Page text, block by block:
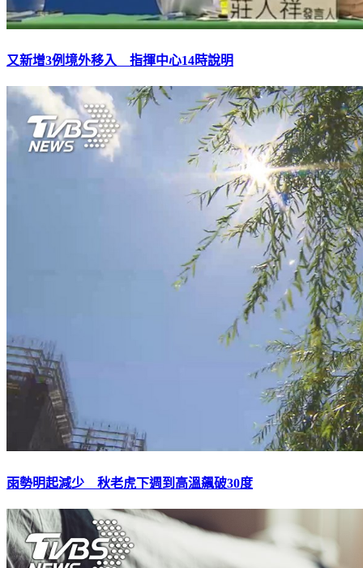
又新增3例境外移入 指揮中心14時說明
雨勢明起減少 秋老虎下週到高溫飆破30度